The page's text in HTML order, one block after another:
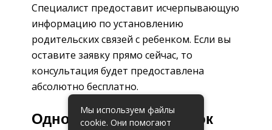
Специалист предоставит исчерпывающую
информацию по установлению
родительских связей с ребенком. Если вы
оставите заявку прямо сейчас, то
консультация будет предоставлена
абсолютно бесплатно.
Односторонний порядок
Мы используем файлы
cookie. Они помогают